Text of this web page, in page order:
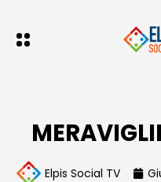
Elpis Social TV